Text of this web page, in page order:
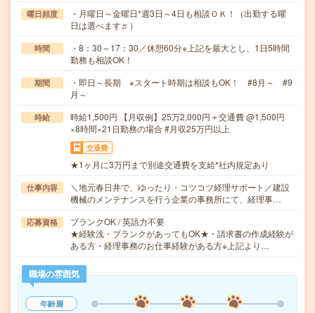
曜日頻度
・月曜日～金曜日*週3日～4日も相談ＯＫ！（出勤する曜
日は選べます♬）
時間
・8：30～17：30／休憩60分※上記を最大とし、1日5時間
勤務も相談OK！
期間
・即日～長期 ※スタート時期は相談もOK！ #8月～ #9
月～
時給
時給1,500円 【月収例】25万2,000円＋交通費 @1,500円
×8時間×21日勤務の場合 #月収25万円以上
交通費
★1ヶ月に3万円まで別途交通費を支給*社内規定あり
仕事内容
＼地元春日井で、ゆったり・コツコツ経理サポート／建設
機械のメンテナンスを行う企業の事務所にて、経理事…
応募資格
ブランクOK / 英語力不要
★経験浅・ブランクがあってもOK★・請求書の作成経験が
ある方・経理事務のお仕事経験がある方※上記より…
職場の雰囲気
年齢層